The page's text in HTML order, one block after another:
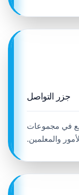
جزر التواصل
في مجموعات
والمعلمين.